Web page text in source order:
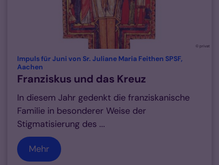
© privat
Impuls für Juni von Sr. Juliane Maria Feithen SPSF,
Aachen
Franziskus und das Kreuz
In diesem Jahr gedenkt die franziskanische
Familie in besonderer Weise der
Stigmatisierung des ...
Mehr